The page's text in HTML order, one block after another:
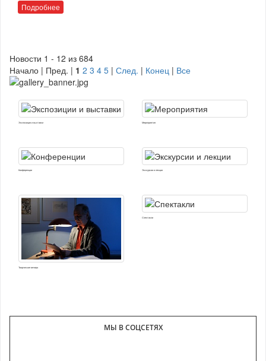
Подробнее
Новости 1 - 12 из 684
Начало | Пред. | 1 2 3 4 5 | След. | Конец | Все
Экспозиции и выставки Мероприятия
Конференции Экскурсии и лекции
Творческие вечера
Спектакли
МЫ В СОЦСЕТЯХ